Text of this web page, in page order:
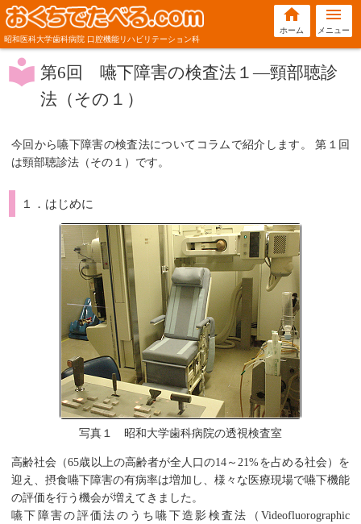
home
ホーム
menu
メニュー
昭和医科大学歯科病院 口腔機能リハビリテーション科
local_library 第6回 嚥下障害の検査法１―頸部聴診
法（その１）
今回から嚥下障害の検査法についてコラムで紹介します。 第１回
は頸部聴診法（その１）です。
１．はじめに
写真１ 昭和大学歯科病院の透視検査室
高齢社会（65歳以上の高齢者が全人口の14～21%を占める社会）を
迎え、摂食嚥下障害の有病率は増加し、様々な医療現場で嚥下機能
の評価を行う機会が増えてきました。
嚥下障害の評価法のうち嚥下造影検査法（Videofluorographic